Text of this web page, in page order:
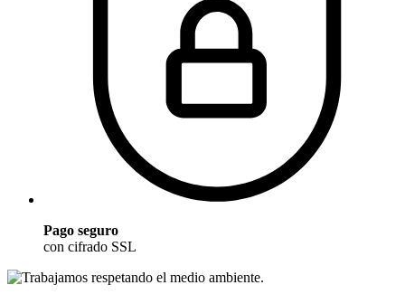
Pago seguro
con cifrado SSL